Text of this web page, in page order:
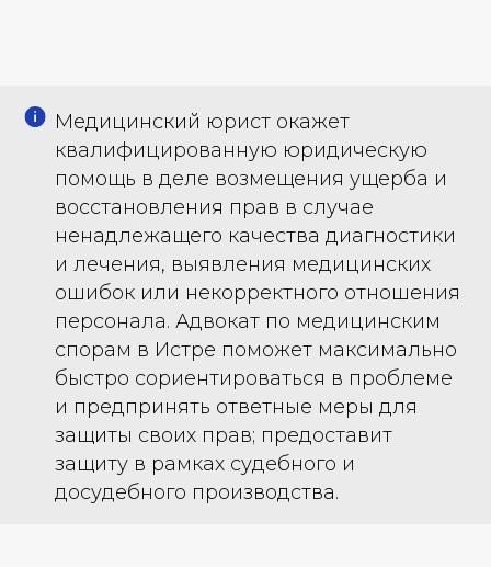
Медицинский юрист окажет
квалифицированную юридическую
помощь в деле возмещения ущерба и
восстановления прав в случае
ненадлежащего качества диагностики
и лечения, выявления медицинских
ошибок или некорректного отношения
персонала. Адвокат по медицинским
спорам в Истре поможет максимально
быстро сориентироваться в проблеме
и предпринять ответные меры для
защиты своих прав; предоставит
защиту в рамках судебного и
досудебного производства.